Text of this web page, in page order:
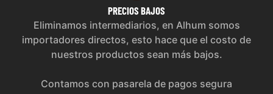
PRECIOS BAJOS
Eliminamos intermediarios, en Alhum somos
importadores directos, esto hace que el costo de
nuestros productos sean más bajos.
Contamos con pasarela de pagos segura